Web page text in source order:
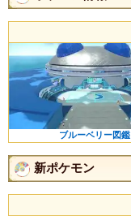
ブルーベリー図鑑
新ポケモン